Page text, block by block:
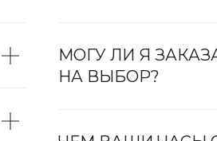
МОГУ ЛИ Я
НА ВЫБОР?